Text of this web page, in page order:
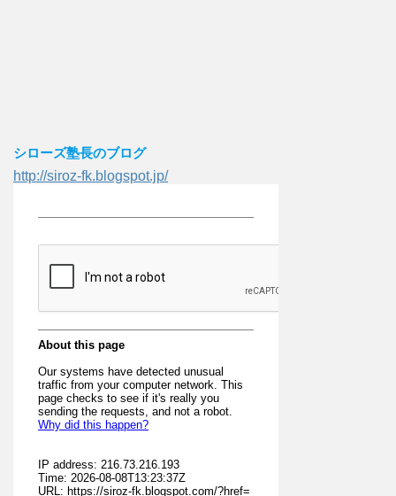
シローズ塾長のブログ
http://siroz-fk.blogspot.jp/